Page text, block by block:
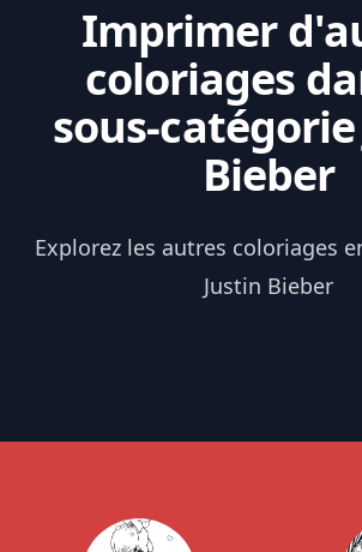
Imprimer
coloriages
sous-
Bieber
Explorez les autres coloriages
Justin Bieber